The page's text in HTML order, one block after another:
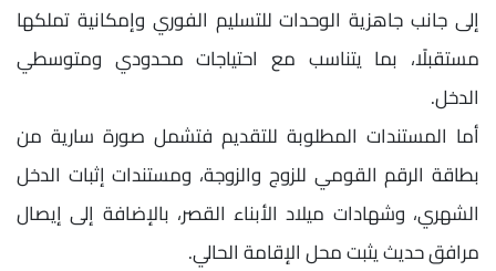
إلى جانب جاهزية الوحدات للتسليم الفوري وإمكانية تملكها
مستقبلًا، بما يتناسب مع احتياجات محدودي ومتوسطي
الدخل.
أما المستندات المطلوبة للتقديم فتشمل صورة سارية من
بطاقة الرقم القومي للزوج والزوجة، ومستندات إثبات الدخل
الشهري، وشهادات ميلاد الأبناء القصر، بالإضافة إلى إيصال
مرافق حديث يثبت محل الإقامة الحالي.